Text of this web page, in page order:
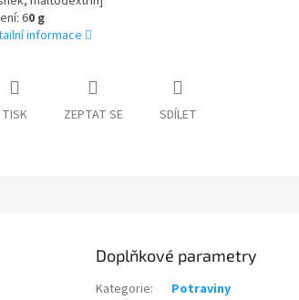
60 g
informace
TISK ZEPTAT SE SDÍLET
Doplňkové parametry
Kategorie:
Potraviny